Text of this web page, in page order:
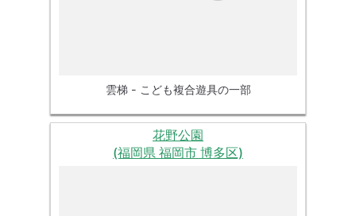
雲梯 - こども複合遊具の一部
花野公園
(福岡県 福岡市 博多区)